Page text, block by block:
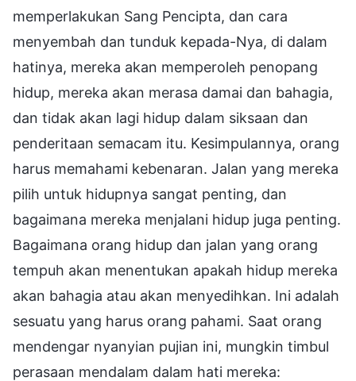
memperlakukan Sang Pencipta, dan cara
menyembah dan tunduk kepada-Nya, di dalam
hatinya, mereka akan memperoleh penopang
hidup, mereka akan merasa damai dan bahagia,
dan tidak akan lagi hidup dalam siksaan dan
penderitaan semacam itu. Kesimpulannya, orang
harus memahami kebenaran. Jalan yang mereka
pilih untuk hidupnya sangat penting, dan
bagaimana mereka menjalani hidup juga penting.
Bagaimana orang hidup dan jalan yang orang
tempuh akan menentukan apakah hidup mereka
akan bahagia atau akan menyedihkan. Ini adalah
sesuatu yang harus orang pahami. Saat orang
mendengar nyanyian pujian ini, mungkin timbul
perasaan mendalam dalam hati mereka: